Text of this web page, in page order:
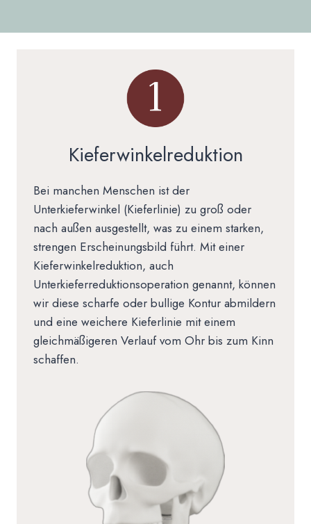
Kieferwinkelreduktion
Bei manchen Menschen ist der
Unterkieferwinkel (Kieferlinie) zu groß oder
nach außen ausgestellt, was zu einem starken,
strengen Erscheinungsbild führt. Mit einer
Kieferwinkelreduktion, auch
Unterkieferreduktionsoperation genannt, können
wir diese scharfe oder bullige Kontur abmildern
und eine weichere Kieferlinie mit einem
gleichmäßigeren Verlauf vom Ohr bis zum Kinn
schaffen.